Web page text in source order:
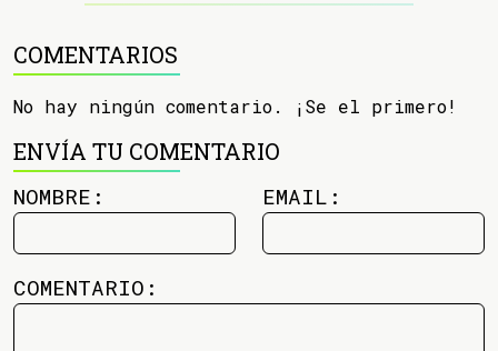
COMENTARIOS
No hay ningún comentario. ¡Se el primero!
ENVÍA TU COMENTARIO
NOMBRE: EMAIL:
COMENTARIO: